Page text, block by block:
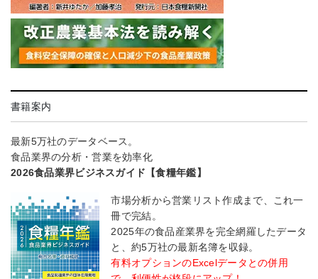
書籍案内
最新5万社のデータベース。
食品業界の分析・営業を効率化
2026食品業界ビジネスガイド【食糧年鑑】
市場分析から営業リスト作成まで、これ一
冊で完結。
2025年の食品産業界を完全網羅したデータ
と、約5万社の最新名簿を収録。
有料オプションのExcelデータとの併用